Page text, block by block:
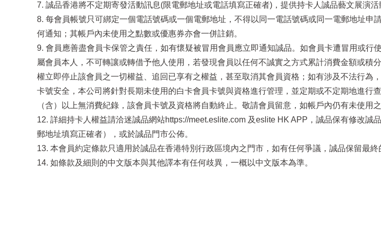
7. 誠品香港將不定期寄發活動訊息(限電郵地址或電話填寫正確者)，提供持卡人誠品藝文展演
8. 每會員帳號只可綁定一個電話號碼或一個電郵地址，不得以同一電話號碼或同一電郵地址
何通知；其帳戶內未使用之點數或優惠券亦會一併註銷。
9. 會員應善盡會員卡保管之責任，如有懷疑被冒用會員應立即通知誠品。如會員卡遭冒用或
屬會員本人，不可轉讓或轉借予他人使用，若發現會員以任何不誠實之方式累計消費金額或
權立即停止該會員之一切權益、追回已享有之權益，甚至取消其會員資格；如有涉及不法行為
卡號安全，本公司將針對長期未使用的白卡會員卡號與資格進行管理，並定期或不定期地進
（含）以上無消費紀錄，該會員卡號及資格將自動終止。敬請會員留意，如帳戶內仍有未使用
12. 詳細持卡人權益請洽迷誠品網站https://meet.eslite.com 及eslite HK APP，誠品保有修改
郵地址填寫正確者），或於誠品門市公佈。
13. 本會員約定條款只適用於誠品在香港特別行政區境內之門市，如有任何爭議，誠品保留最終
14. 如條款及細則的中文版本與其他譯本有任何歧異，一概以中文版本為準。